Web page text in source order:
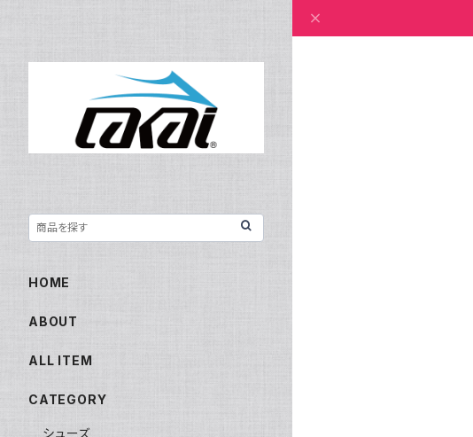
HOME
ABOUT
ALL ITEM
CATEGORY
シューズ